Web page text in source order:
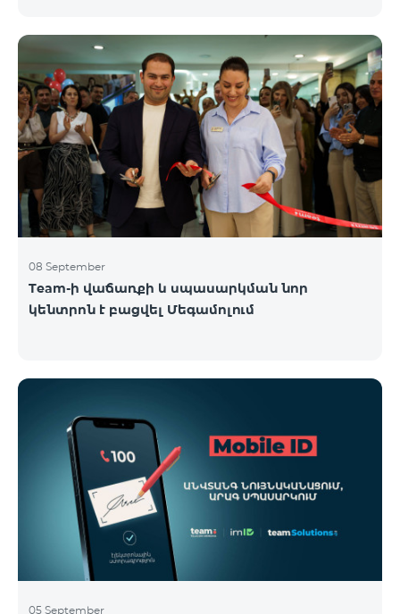
08 September
Team-ի վաճառքի և սպասարկման նոր
կենտրոն է բացվել Մեգամոլում
05 September